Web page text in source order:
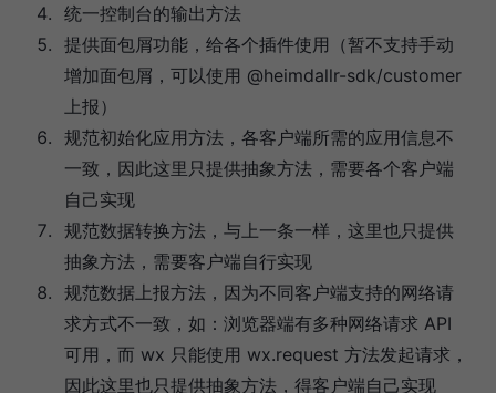
统一控制台的输出方法
提供面包屑功能，给各个插件使用（暂不支持手动
增加面包屑，可以使用 @heimdallr-sdk/customer
上报）
规范初始化应用方法，各客户端所需的应用信息不
一致，因此这里只提供抽象方法，需要各个客户端
自己实现
规范数据转换方法，与上一条一样，这里也只提供
抽象方法，需要客户端自行实现
规范数据上报方法，因为不同客户端支持的网络请
求方式不一致，如：浏览器端有多种网络请求 API
可用，而 wx 只能使用 wx.request 方法发起请求，
因此这里也只提供抽象方法，得客户端自己实现